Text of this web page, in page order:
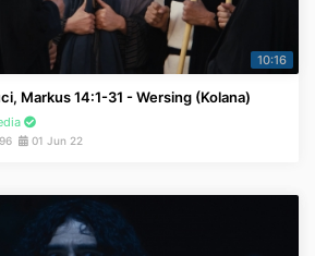
10:16
Markus 14:1-31 - Wersing (Kolana)
01 Jun 22